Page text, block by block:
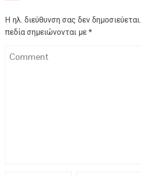
Η ηλ. διεύθυνση σας δεν δημοσιεύεται.
πεδία σημειώνονται με *